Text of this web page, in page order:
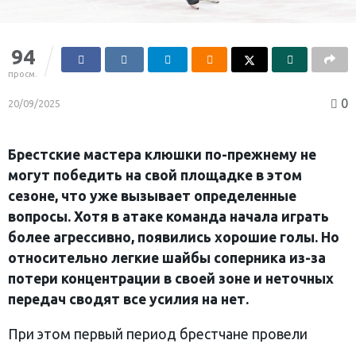
94
просм.
20/09/2025 0
Брестские мастера клюшки по-прежнему не
могут победить на свой площадке в этом
сезоне, что уже вызывает определенные
вопросы. Хотя в атаке команда начала играть
более агрессивно, появились хорошие голы. Но
относительно легкие шайбы соперника из-за
потери концентрации в своей зоне и неточных
передач сводят все усилия на нет.
При этом первый период брестчане провели